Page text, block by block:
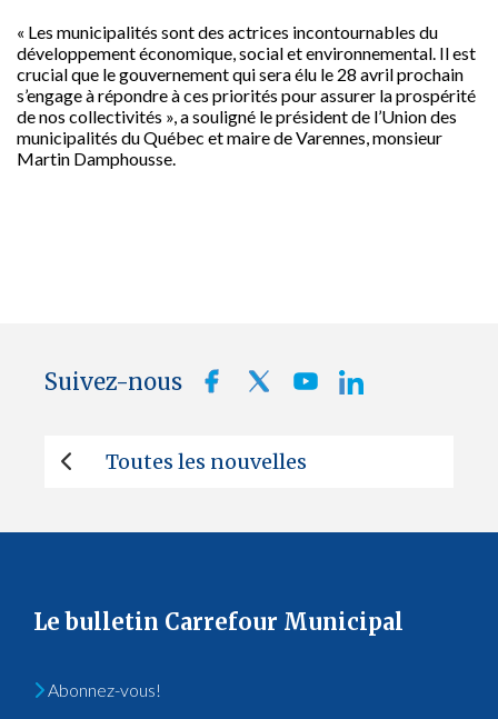
« Les municipalités sont des actrices incontournables du
développement économique, social et environnemental. Il est
crucial que le gouvernement qui sera élu le 28 avril prochain
s’engage à répondre à ces priorités pour assurer la prospérité
de nos collectivités », a souligné le président de l’Union des
municipalités du Québec et maire de Varennes, monsieur
Martin Damphousse.
Suivez-nous
Toutes les nouvelles
Le bulletin Carrefour Municipal
Abonnez-vous!